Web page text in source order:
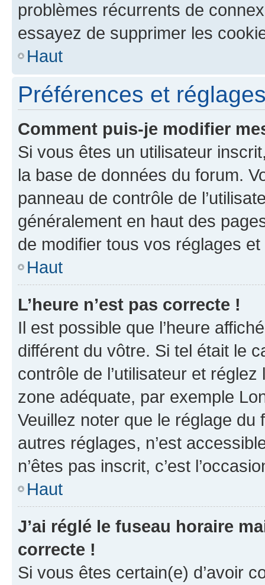
problèmes récurrents de
essayez de supprimer les
Haut
Préférences et
Comment puis-je modifier
Si vous êtes un utilisateur
la base de données du forum.
panneau de contrôle de
généralement en haut des
de modifier tous vos réglages
Haut
L’heure n’est pas correcte !
Il est possible que l’heure
différent du vôtre. Si tel était le
contrôle de l’utilisateur et
zone adéquate, par exemple
Veuillez noter que le réglage
autres réglages, n’est
n’êtes pas inscrit, c’est
Haut
J’ai réglé le fuseau horaire
correcte !
Si vous êtes certain(e) d’avoir